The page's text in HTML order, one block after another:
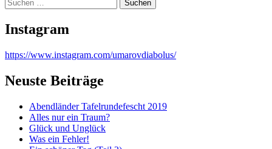
nach:
Instagram
https://www.instagram.com/umarovdiabolus/
Neuste Beiträge
Abendländer Tafelrundefescht 2019
Alles nur ein Traum?
Glück und Unglück
Was ein Fehler!